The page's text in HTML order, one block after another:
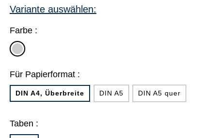
Variante auswählen:
Farbe :
grau
Für Papierformat :
DIN A4, Überbreite DIN A5 DIN A5 quer
Taben :